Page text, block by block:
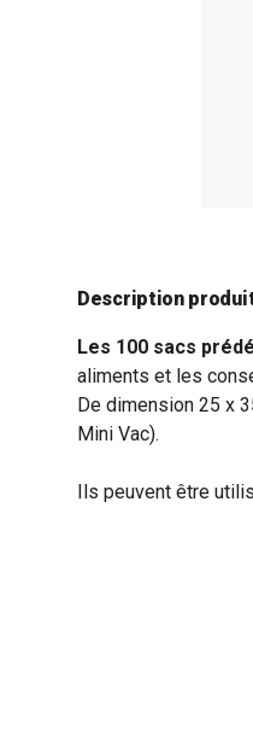
Description
Les 100 sacs
aliments et les
De dimension 25 x
Mini Vac).
Ils peuvent être